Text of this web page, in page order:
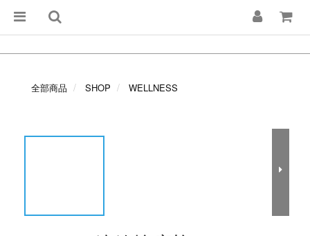
全部商品 SHOP WELLNESS